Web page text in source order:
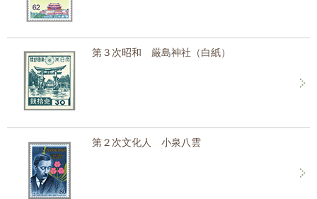
第３次昭和 厳島神社（白紙）
第２次文化人 小泉八雲